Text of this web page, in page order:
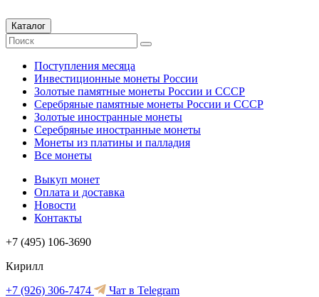
Каталог
Поступления месяца
Инвестиционные монеты России
Золотые памятные монеты России и СССР
Серебряные памятные монеты России и СССР
Золотые иностранные монеты
Серебряные иностранные монеты
Монеты из платины и палладия
Все монеты
Выкуп монет
Оплата и доставка
Новости
Контакты
+7 (495) 106-3690
Кирилл
+7 (926) 306-7474
Чат в Telegram